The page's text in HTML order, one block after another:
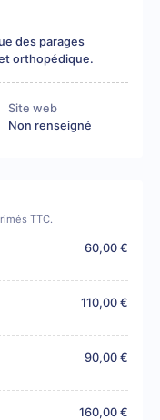
des parages
orthopédique.
Site web
Non renseigné
TTC.
60,00 €
110,00 €
90,00 €
160,00 €